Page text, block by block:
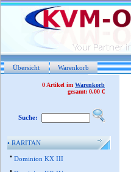
Übersicht Warenkorb
0 Artikel im Warenkorb
gesamt: 0,00 €
Suche:
•RARITAN
• Dominion KX III